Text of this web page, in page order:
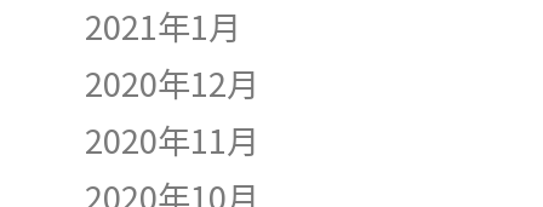
2021年1月
2020年12月
2020年11月
2020年10月